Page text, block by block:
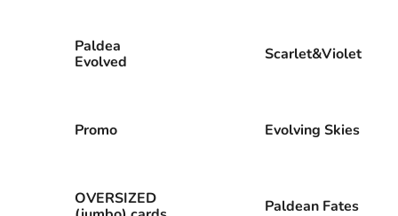
Paldea
Evolved
Scarlet&Violet
Promo Evolving Skies
OVERSIZED
Paldean Fates